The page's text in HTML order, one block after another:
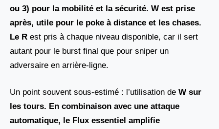
ou 3) pour la mobilité et la sécurité. W est prise
après, utile pour le poke à distance et les chases.
Le R est pris à chaque niveau disponible, car il sert
autant pour le burst final que pour sniper un
adversaire en arrière-ligne.
Un point souvent sous-estimé : l’utilisation de W sur
les tours. En combinaison avec une attaque
automatique, le Flux essentiel amplifie